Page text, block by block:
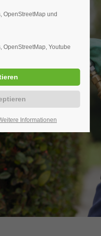
OpenStreetMap und
OpenStreetMap, Youtube
Informationen